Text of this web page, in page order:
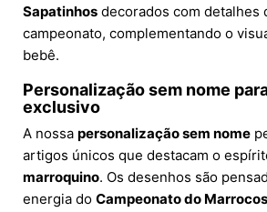
Sapatinhos decorados com detalhes
campeonato, complementando o
bebê.
Personalização sem nome
exclusivo
A nossa personalização sem nome
artigos únicos que destacam o
marroquino. Os desenhos são
energia do Campeonato do Marrocos